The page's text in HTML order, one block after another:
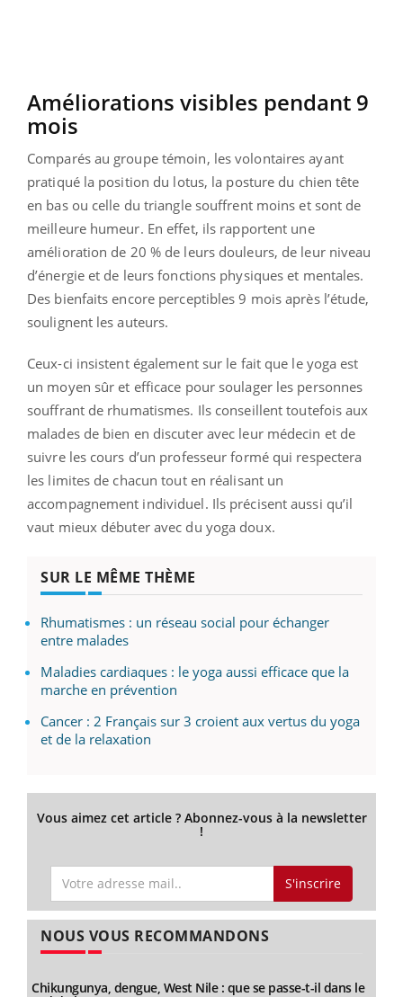
Améliorations visibles pendant 9
mois
Comparés au groupe témoin, les volontaires ayant
pratiqué la position du lotus, la posture du chien tête
en bas ou celle du triangle souffrent moins et sont de
meilleure humeur. En effet, ils rapportent une
amélioration de 20 % de leurs douleurs, de leur niveau
d’énergie et de leurs fonctions physiques et mentales.
Des bienfaits encore perceptibles 9 mois après l’étude,
soulignent les auteurs.
Ceux-ci insistent également sur le fait que le yoga est
un moyen sûr et efficace pour soulager les personnes
souffrant de rhumatismes. Ils conseillent toutefois aux
malades de bien en discuter avec leur médecin et de
suivre les cours d’un professeur formé qui respectera
les limites de chacun tout en réalisant un
accompagnement individuel. Ils précisent aussi qu’il
vaut mieux débuter avec du yoga doux.
SUR LE MÊME THÈME
Rhumatismes : un réseau social pour échanger
entre malades
Maladies cardiaques : le yoga aussi efficace que la
marche en prévention
Cancer : 2 Français sur 3 croient aux vertus du yoga
et de la relaxation
Vous aimez cet article ? Abonnez-vous à la newsletter
!
S'inscrire
NOUS VOUS RECOMMANDONS
Chikungunya, dengue, West Nile : que se passe-t-il dans le